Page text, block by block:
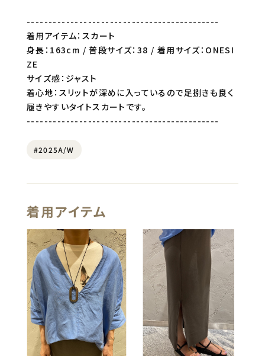
--------------------------------------------
着用アイテム：スカート
身長：163cm / 普段サイズ：38 / 着用サイズ：ONESI
ZE
サイズ感：ジャスト
着心地：スリットが深めに入っているので足捌きも良く
履きやすいタイトスカートです。
--------------------------------------------
#2025A/W
着用アイテム